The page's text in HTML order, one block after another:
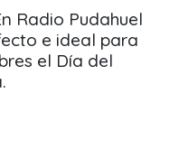
Radio Pudahuel
e ideal para
el Día del